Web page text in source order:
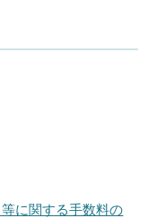
に関する手数料の